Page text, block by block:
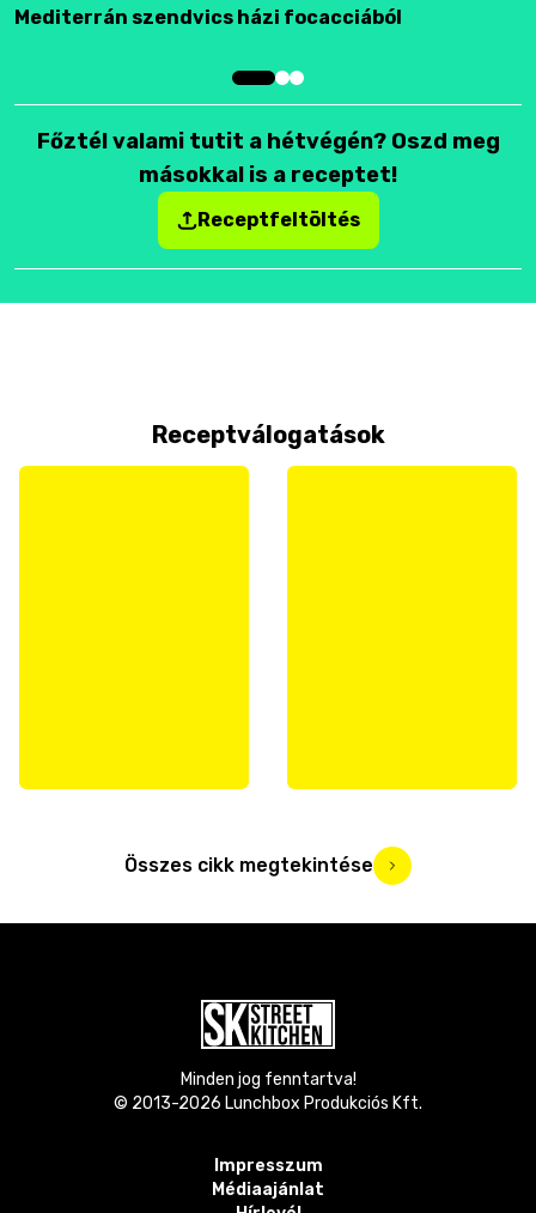
Mediterrán szendvics házi focacciából
Főztél valami tutit a hétvégén? Oszd meg
másokkal is a receptet!
Receptfeltöltés
Receptválogatások
Összes cikk megtekintése
Minden jog fenntartva!
© 2013-2026 Lunchbox Produkciós Kft.
Impresszum
Médiaajánlat